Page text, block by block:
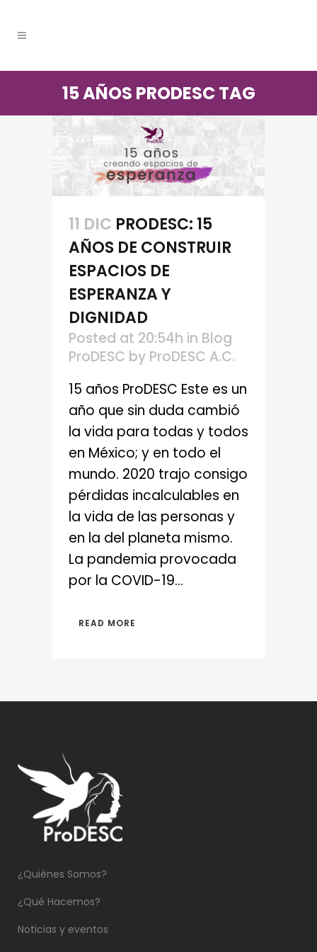
15 AÑOS PRODESC TAG
11 DIC PRODESC: 15
AÑOS DE CONSTRUIR
ESPACIOS DE
ESPERANZA Y
DIGNIDAD
Posted at 20:54h in Blog
ProDESC by ProDESC A.C.
15 años ProDESC Este es un
año que sin duda cambió
la vida para todas y todos
en México; y en todo el
mundo. 2020 trajo consigo
pérdidas incalculables en
la vida de las personas y
en la del planeta mismo.
La pandemia provocada
por la COVID-19...
READ MORE
¿Quiénes Somos?
¿Qué Hacemos?
Noticias y eventos